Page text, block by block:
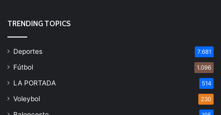
TRENDING TOPICS
Deportes 7.681
Fútbol 1.096
LA PORTADA 514
Voleybol 230